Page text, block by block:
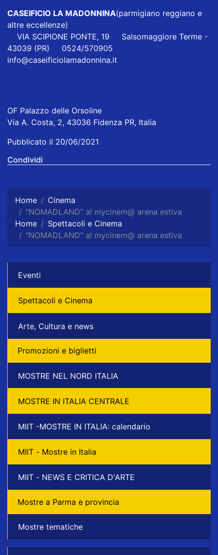
CASEIFICIO LA MADONNINA(parmigiano reggiano e
altre eccellenze)
VIA SCIPIONE PONTE, 19 Salsomaggiore Terme -
43039 (PR) 0524/570905
info@caseificiolamadonnina.it
OF Palazzo delle Orsoline
Via A. Costa, 2, 43036 Fidenza PR, Italia
Pubblicato il 20/06/2021
Condividi
Home
Cinema
"NOMADLAND” al mycinem@ arena estiva
Home
Spettacoli e Cinema
"NOMADLAND” al mycinem@ arena estiva
Eventi
Spettacoli e Cinema
Arte, Cultura e news
Promozioni e biglietti
MOSTRE NEL NORD ITALIA
MOSTRE IN ITALIA CENTRALE
MIIT -MOSTRE IN ITALIA: calendario
MIIT - Mostre in Italia
MIIT - NEWS E CRITICA D'ARTE
Mostre a Parma e provincia
Mostre tematiche